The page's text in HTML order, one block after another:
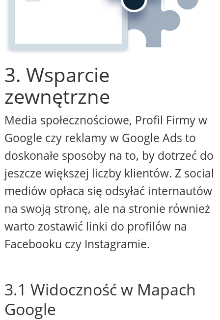
3. Wsparcie
zewnętrzne
Media społecznościowe, Profil Firmy w
Google czy reklamy w Google Ads to
doskonałe sposoby na to, by dotrzeć do
jeszcze większej liczby klientów. Z social
mediów opłaca się odsyłać internautów
na swoją stronę, ale na stronie również
warto zostawić linki do profilów na
Facebooku czy Instagramie.
3.1 Widoczność w Mapach
Google